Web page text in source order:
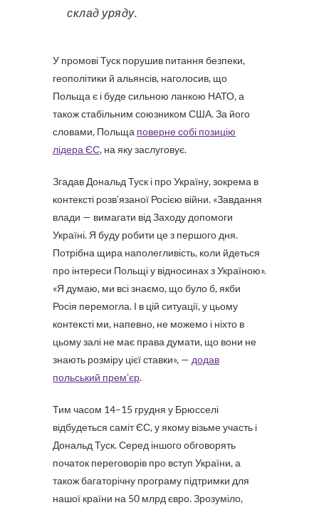
склад уряду.
У промові Туск порушив питання безпеки,
геополітики й альянсів, наголосив, що
Польща є і буде сильною ланкою НАТО, а
також стабільним союзником США. За його
словами, Польща поверне собі позицію
лідера ЄС, на яку заслуговує.
Згадав Дональд Туск і про Україну, зокрема в
контексті розв’язаної Росією війни. «Завдання
влади — вимагати від Заходу допомоги
Україні. Я буду робити це з першого дня.
Потрібна щира наполегливість, коли йдеться
про інтереси Польщі у відносинах з Україною».
«Я думаю, ми всі знаємо, що було б, якби
Росія перемогла. І в цій ситуації, у цьому
контексті ми, напевно, не можемо і ніхто в
цьому залі не має права думати, що вони не
знають розміру цієї ставки», — додав
польський прем’єр.
Тим часом 14–15 грудня у Брюсселі
відбудеться саміт ЄС, у якому візьме участь і
Дональд Туск. Серед іншого обговорять
початок переговорів про вступ України, а
також багаторічну програму підтримки для
нашої країни на 50 млрд євро. Зрозуміло,